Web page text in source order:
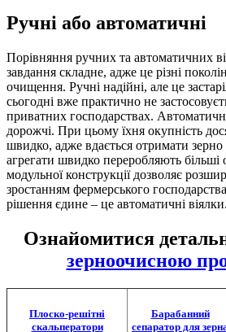
Ручні або автоматичні
Порівняння ручних та автоматичних
завдання складне, адже це різні
очищення. Ручні надійні, але це
сьогодні вже практично не
приватних господарствах.
дорожчі. При цьому їхня окупність
швидко, адже вдається отримати зерно
агрегати швидко переробляють більші
модульної конструкції дозволяє
зростанням фермерського
рішення єдине – це автоматичні віялки.
Ознайомитися
зерноочисною
Плоско-решітні
скальператори
Барабанний
сепаратор для